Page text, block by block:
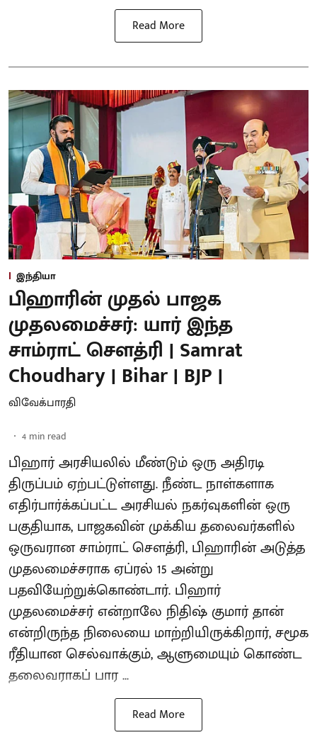
Read More
இந்தியா
பிஹாரின் முதல் பாஜக
முதலமைச்சர்: யார் இந்த
சாம்ராட் சௌத்ரி | Samrat
Choudhary | Bihar | BJP |
விவேக்பாரதி
4 min read
பிஹார் அரசியலில் மீண்டும் ஒரு அதிரடி
திருப்பம் ஏற்பட்டுள்ளது. நீண்ட நாள்களாக
எதிர்பார்க்கப்பட்ட அரசியல் நகர்வுகளின் ஒரு
பகுதியாக, பாஜகவின் முக்கிய தலைவர்களில்
ஒருவரான சாம்ராட் சௌத்ரி, பிஹாரின் அடுத்த
முதலமைச்சராக ஏப்ரல் 15 அன்று
பதவியேற்றுக்கொண்டார். பிஹார்
முதலமைச்சர் என்றாலே நிதிஷ் குமார் தான்
என்றிருந்த நிலையை மாற்றியிருக்கிறார், சமூக
ரீதியான செல்வாக்கும், ஆளுமையும் கொண்ட
தலைவராகப் பார ...
Read More